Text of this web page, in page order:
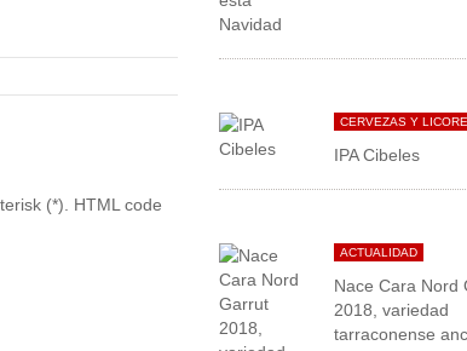
(*). HTML code
CERVEZAS Y
IPA Cibeles
ACTUALIDAD
Nace Cara Nord
2018, variedad
tarraconense